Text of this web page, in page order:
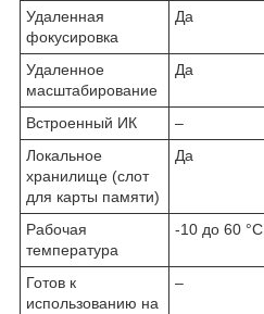
Удаленная
фокусировка
Да
Удаленное
масштабирование
Да
Встроенный ИК
–
Локальное
хранилище (слот
для карты памяти)
Да
Рабочая
температура
-10 до 60 °С
Готов к
использованию на
–